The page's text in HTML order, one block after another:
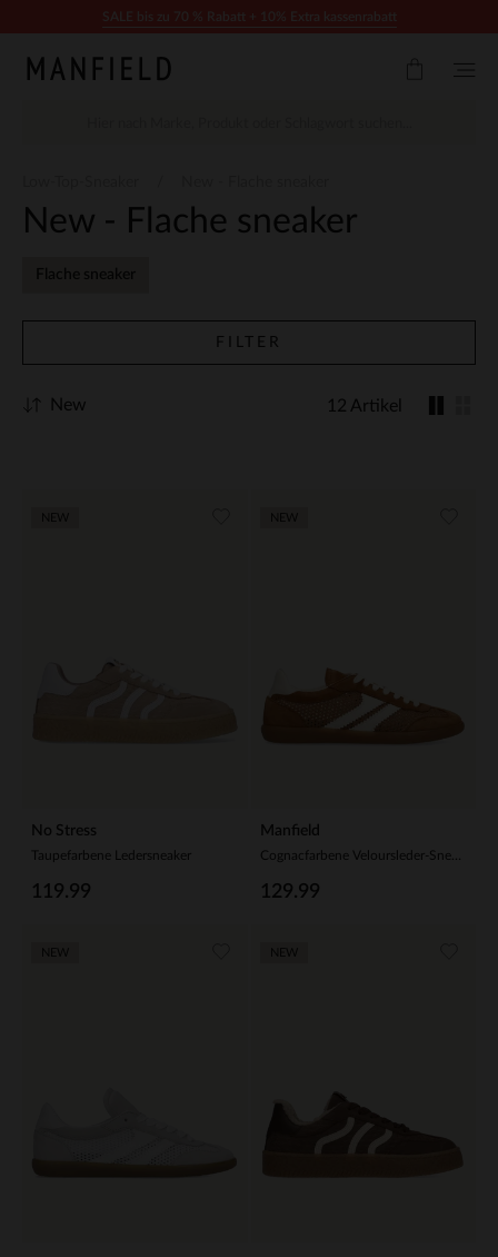
New - Flache sneaker
Flache sneaker
FILTER
12 Artikel
New
No Stress
Taupefarbene Ledersneaker
119.99
Manfield
129.99